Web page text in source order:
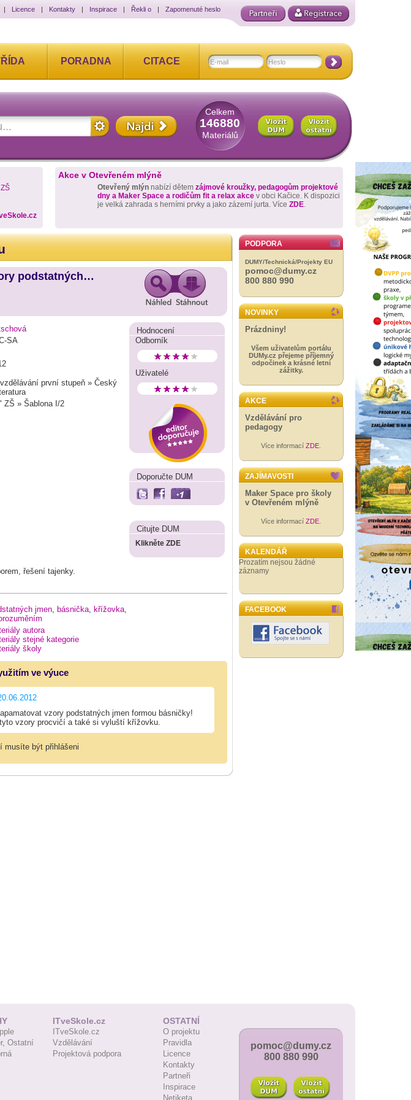
| Licence | Kontakty | Inspirace | Řekli o | Zapomenuté heslo
PORADNA CITACE
Celkem
146880
Materiálů
Akce v Otevřeném mlýně
Otevřený mlýn nabízí dětem zájmové kroužky, pedagogům projektové
dny a Maker Space a rodičům fit a relax akce v obci Kačice. K dispozici
je velká zahrada s herními prvky a jako zázemí jurta. Více ZDE.
podstatných…
SA
první stupeň » Český
ZŠ » Šablona I/2
Hodnocení
Odborník
Uživatelé
Doporučte DUM
Citujte DUM
Klikněte ZDE
řešení tajenky.
jmen básnička křížovka
autora
stejné kategorie
školy
ve výuce
vzory podstatných jmen formou básničky!
vzory procvičí a také si vyluští křížovku.
musíte být přihlášeni
PODPORA
DUMY/Technická/Projekty EU
pomoc@dumy.cz
800 880 990
NOVINKY
Prázdniny!
Všem uživatelům portálu
DUMy.cz přejeme příjemný
odpočinek a krásné letní
zážitky.
AKCE
Vzdělávání pro
pedagogy
Více informací ZDE
ZAJÍMAVOSTI
Maker Space pro školy
v Otevřeném mlýně
Více informací ZDE
KALENDÁŘ
Prozatím nejsou žádné
záznamy
FACEBOOK
Ostatní
ITveSkole.cz
ITveSkole.cz
Vzdělávání
Projektová podpora
OSTATNÍ
O projektu
Pravidla
Licence
Kontakty
Partneři
Inspirace
Netiketa
pomoc@dumy.cz
800 880 990